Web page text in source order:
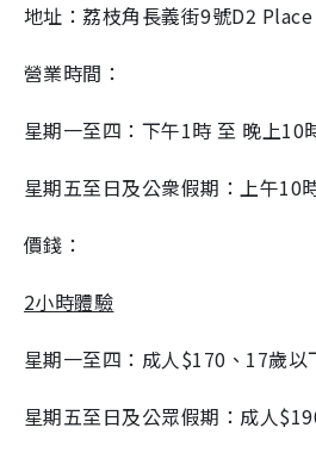
地址：荔枝角長義街9號D2
營業時間：
星期一至四：下午1時 至 晚上10
星期五至日及公衆假期：上午10
價錢：
2小時體驗
星期一至四：成人$170、17歲以
星期五至日及公眾假期：成人